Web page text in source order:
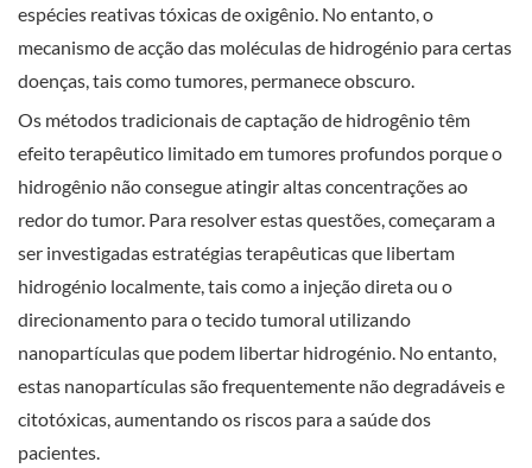
espécies reativas tóxicas de oxigênio. No entanto, o
mecanismo de acção das moléculas de hidrogénio para certas
doenças, tais como tumores, permanece obscuro.
Os métodos tradicionais de captação de hidrogênio têm
efeito terapêutico limitado em tumores profundos porque o
hidrogênio não consegue atingir altas concentrações ao
redor do tumor. Para resolver estas questões, começaram a
ser investigadas estratégias terapêuticas que libertam
hidrogénio localmente, tais como a injeção direta ou o
direcionamento para o tecido tumoral utilizando
nanopartículas que podem libertar hidrogénio. No entanto,
estas nanopartículas são frequentemente não degradáveis ​​e
citotóxicas, aumentando os riscos para a saúde dos
pacientes.